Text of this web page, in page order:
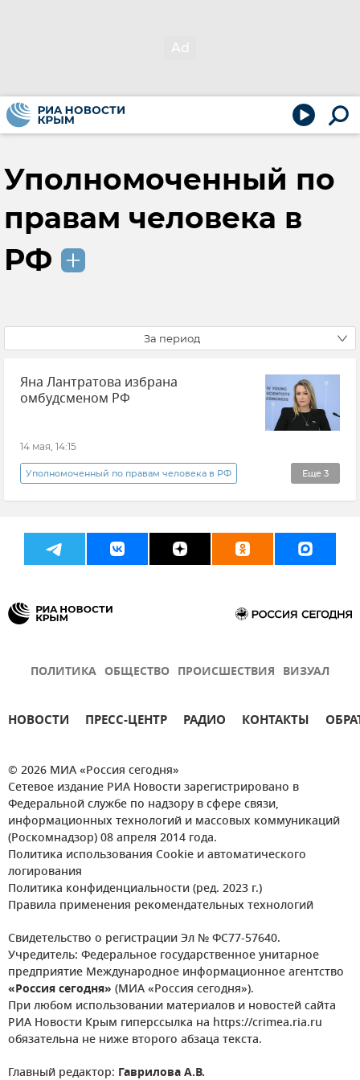
Уполномоченный по
правам человека в
РФ
За период
Яна Лантратова избрана
омбудсменом РФ
14 мая, 14:15
Еще 3
Уполномоченный по правам человека в РФ
Государственная Дума РФ Новости
Яна Лантратова
ПОЛИТИКА ОБЩЕСТВО ПРОИСШЕСТВИЯ ВИЗУАЛ
НОВОСТИ ПРЕСС-ЦЕНТР РАДИО КОНТАКТЫ
© 2026 МИА «Россия сегодня»
Сетевое издание РИА Новости зарегистрировано в
Федеральной службе по надзору в сфере связи,
информационных технологий и массовых коммуникаций
(Роскомнадзор) 08 апреля 2014 года.
Политика использования Cookie и автоматического
логирования
Политика конфиденциальности (ред. 2023 г.)
Правила применения рекомендательных технологий
Свидетельство о регистрации Эл № ФС77-57640.
Учредитель: Федеральное государственное унитарное
предприятие Международное информационное агентство
«Россия сегодня» (МИА «Россия сегодня»).
При любом использовании материалов и новостей сайта
РИА Новости Крым гиперссылка на https://crimea.ria.ru
обязательна не ниже второго абзаца текста.
Главный редактор: Гаврилова А.В.